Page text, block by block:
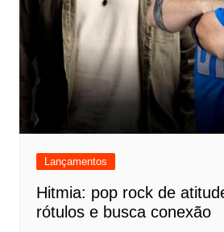
Lançamentos
Hitmia: pop rock de
rótulos e busca conexão